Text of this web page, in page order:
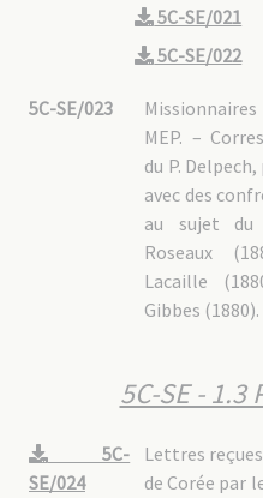
5C-SE/021
5C-SE/022
5C-SE/023
MEP. –
du P.
avec des
au sujet du
Roseaux
Lacaille
Gibbes (1880).
5C-SE - 1.3
5C-
SE/024
Lettres
de Corée par